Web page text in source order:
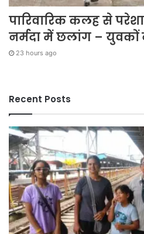
पारिवारिक कलह से
नर्मदा में छलांग – युवकों
23 hours ago
Recent Posts